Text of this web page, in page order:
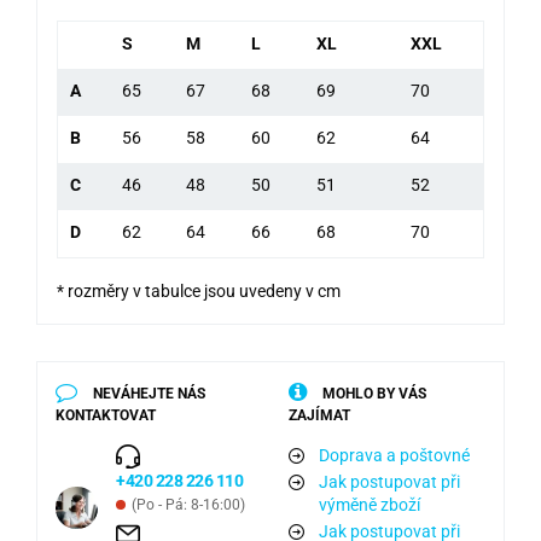
S M L XL XXL
A 65 67 68 69 70
B 56 58 60 62 64
C 46 48 50 51 52
D 62 64 66 68 70
* rozměry v tabulce jsou uvedeny v cm
NEVÁHEJTE NÁS
KONTAKTOVAT
+420 228 226 110
(Po - Pá: 8-16:00)
MOHLO BY VÁS
ZAJÍMAT
Doprava a poštovné
Jak postupovat při
výměně zboží
Jak postupovat při